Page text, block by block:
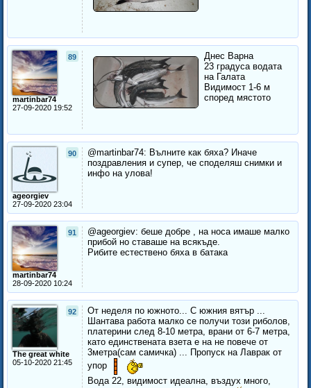
89
martinbar74
27-09-2020 19:52
Днес Варна
23 градуса водата
на Галата
Видимост 1-6 м
според мястото
90
ageorgiev
27-09-2020 23:04
@martinbar74: Вълните как бяха? Иначе
поздравления и супер, че споделяш снимки и
инфо на улова!
91
martinbar74
28-09-2020 10:24
@ageorgiev: беше добре , на носа имаше малко
прибой но ставаше на всякъде.
Рибите естествено бяха в батака
92
The great white
05-10-2020 21:45
От неделя по южното... С южния вятър ...
Шантава работа малко се получи този риболов,
платерини след 8-10 метра, врани от 6-7 метра,
като единствената взета е на не повече от
3метра(сам самичка) ... Пропуск на Лаврак от
упор
Вода 22, видимост идеална, въздух много,